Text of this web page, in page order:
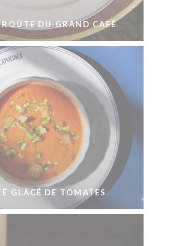
DU GRAND CAFÉ
GLACÉ DE TOMATES